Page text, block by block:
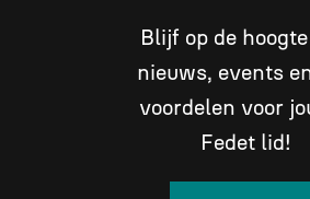
Blijf op de
nieuws, events
voordelen voor
Fedet lid!